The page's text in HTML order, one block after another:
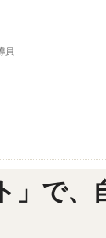
員
」で